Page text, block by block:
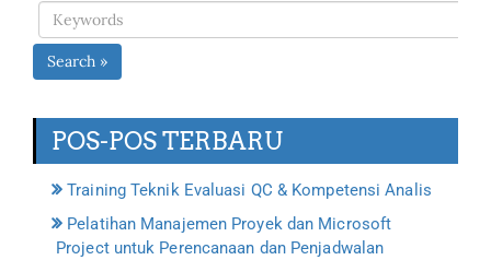
Search »
POS-POS TERBARU
Training Teknik Evaluasi QC & Kompetensi Analis
Pelatihan Manajemen Proyek dan Microsoft
Project untuk Perencanaan dan Penjadwalan